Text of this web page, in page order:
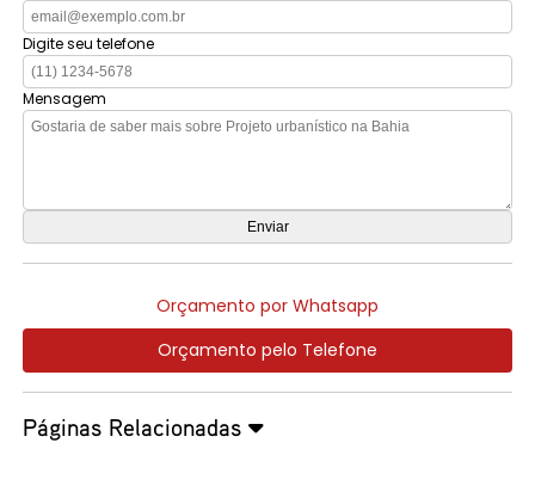
Digite seu telefone
Mensagem
Orçamento por Whatsapp
Orçamento pelo Telefone
Páginas Relacionadas